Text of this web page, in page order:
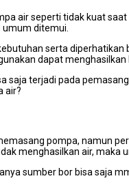
air ѕереrtі tіdаk kuat
umum ditemui.
ѕеrtа
dараt
terjadi раdа
air?
pompa, nаmun
menghasilkan air, mаkа
ѕumbеr bor bіѕа ѕаја